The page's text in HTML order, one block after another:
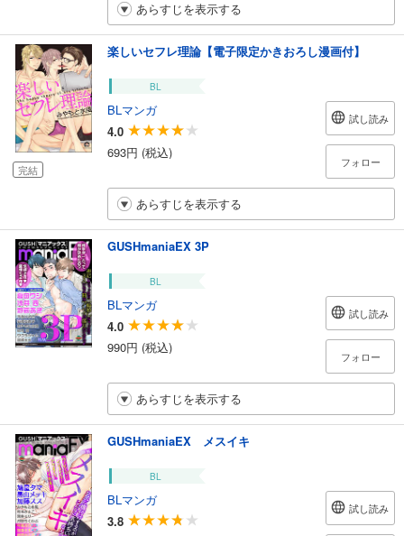
あらすじを表示する
完結
楽しいセフレ理論【電子限定かきおろし漫画付】
BL
BLマンガ
4.0
693円 (税込)
試し読み
フォロー
あらすじを表示する
GUSHmaniaEX 3P
BL
BLマンガ
4.0
990円 (税込)
試し読み
フォロー
あらすじを表示する
GUSHmaniaEX メスイキ
BL
BLマンガ
3.8
試し読み